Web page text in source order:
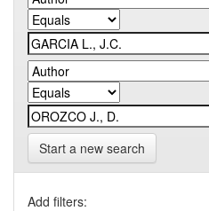
Start a new search
Add filters: